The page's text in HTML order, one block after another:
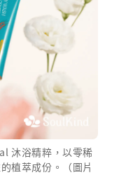
沐浴精粹，以零稀
植萃成份。（圖片